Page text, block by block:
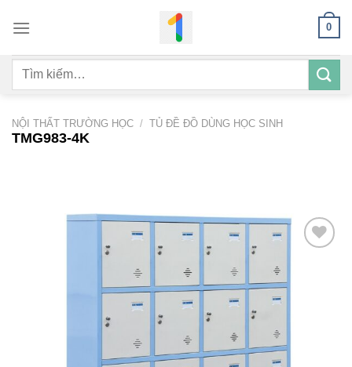
qua
dung
0
Tìm
NỘI THẤT TRƯỜNG HỌC / TỦ ĐỀ ĐỒ DÙNG HỌC SINH
TMG983-4K